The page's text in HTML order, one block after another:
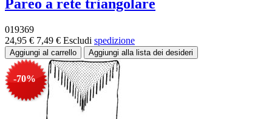
Pareo a rete triangolare
019369
24,95 € 7,49 € Escludi spedizione
-70%